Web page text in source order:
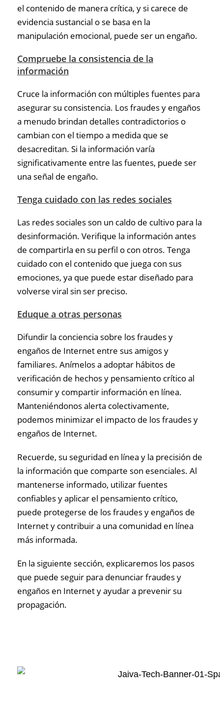
el contenido de manera crítica, y si carece de
evidencia sustancial o se basa en la
manipulación emocional, puede ser un engaño.
Compruebe la consistencia de la
información
Cruce la información con múltiples fuentes para
asegurar su consistencia. Los fraudes y engaños
a menudo brindan detalles contradictorios o
cambian con el tiempo a medida que se
desacreditan. Si la información varía
significativamente entre las fuentes, puede ser
una señal de engaño.
Tenga cuidado con las redes sociales
Las redes sociales son un caldo de cultivo para la
desinformación. Verifique la información antes
de compartirla en su perfil o con otros. Tenga
cuidado con el contenido que juega con sus
emociones, ya que puede estar diseñado para
volverse viral sin ser preciso.
Eduque a otras personas
Difundir la conciencia sobre los fraudes y
engaños de Internet entre sus amigos y
familiares. Anímelos a adoptar hábitos de
verificación de hechos y pensamiento crítico al
consumir y compartir información en línea.
Manteniéndonos alerta colectivamente,
podemos minimizar el impacto de los fraudes y
engaños de Internet.
Recuerde, su seguridad en línea y la precisión de
la información que comparte son esenciales. Al
mantenerse informado, utilizar fuentes
confiables y aplicar el pensamiento crítico,
puede protegerse de los fraudes y engaños de
Internet y contribuir a una comunidad en línea
más informada.
En la siguiente sección, explicaremos los pasos
que puede seguir para denunciar fraudes y
engaños en Internet y ayudar a prevenir su
propagación.